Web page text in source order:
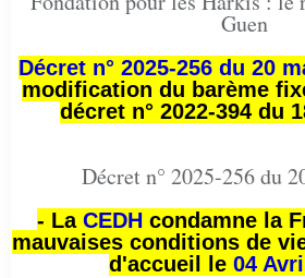
Guen
Décret n° 2025-256 du 20
modification du barème
décret n° 2022-394 du
Décret n° 2025-256 du
- La CEDH condamne la
mauvaises conditions de
d'accueil le 04